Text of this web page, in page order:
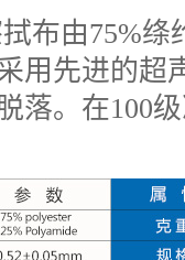
布由75%
用先进的超
落。在100